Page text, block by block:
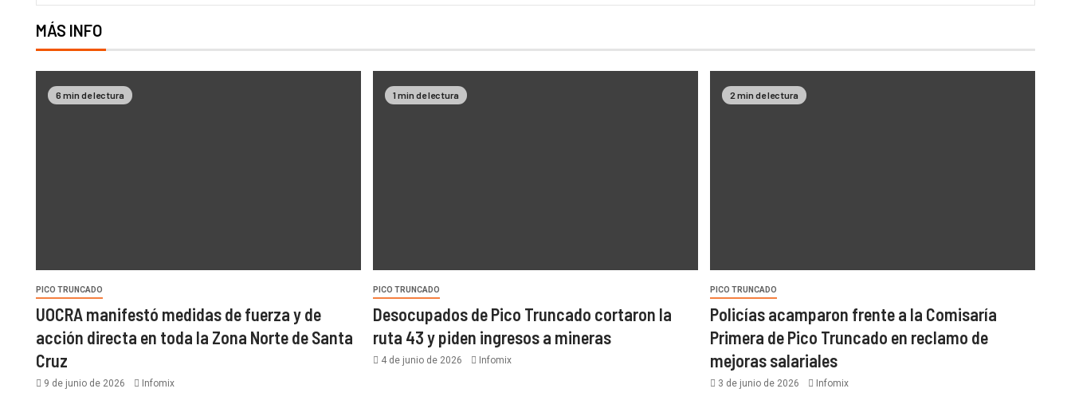
MÁS INFO
6 min de lectura
PICO TRUNCADO
UOCRA manifestó medidas de fuerza y de
acción directa en toda la Zona Norte de Santa
Cruz
9 de junio de 2026 Infomix
1 min de lectura
PICO TRUNCADO
Desocupados de Pico Truncado cortaron la
ruta 43 y piden ingresos a mineras
4 de junio de 2026 Infomix
2 min de lectura
PICO TRUNCADO
Policías acamparon frente a la Comisaría
Primera de Pico Truncado en reclamo de
mejoras salariales
3 de junio de 2026 Infomix